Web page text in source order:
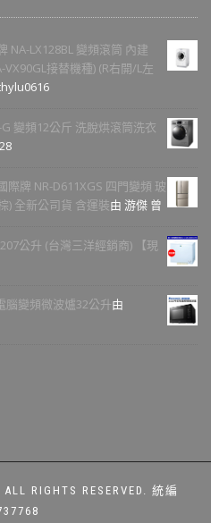
NA-LX128BL 變頻滾筒 內建
接替機種) (R右開/L左
變頻12公斤 洗脫烘滾筒洗衣
際牌 NR-D611XGS 四門變頻 玻
) 全新公司貨 含運裝由 游傑 曾
公升 (台灣三洋經銷商) 【現
腦變頻微波爐32公升由
RIGHTS RESERVED. 統編